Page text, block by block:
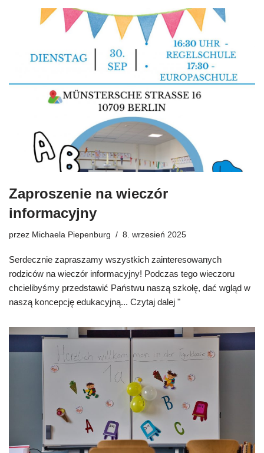
Zaproszenie na wieczór
informacyjny
przez Michaela Piepenburg 8. wrzesień 2025
Serdecznie zapraszamy wszystkich zainteresowanych
rodziców na wieczór informacyjny! Podczas tego wieczoru
chcielibyśmy przedstawić Państwu naszą szkołę, dać wgląd w
naszą koncepcję edukacyjną... Czytaj dalej "